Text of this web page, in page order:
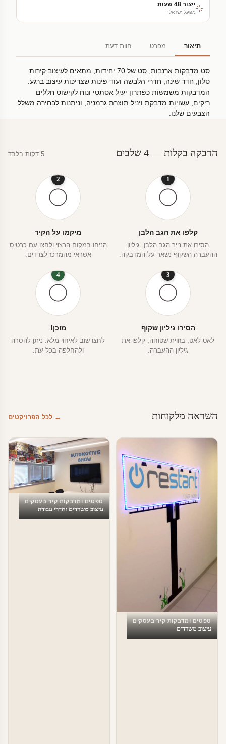
ייצור 48 שעות
מפעל ישראלי
תיאור מפרט חוות דעת
סט מדבקות ארנבות, סט של 70 יחידות, מתאים לעיצוב קירות
סלון, חדר שינה, חדרי הלבשה ועוד פינות שצריכות עיצוב ברגע.
המדבקות משמשות כפתרון יעיל אסתטי ונוח לקישוט חללים
ריקים, עשויות מדבקת ויניל תוצרת גרמניה, וניתנות לבחירה משלל
הצבעים שלנו.
הדבקה בקלות — 4 שלבים 5 דקות בלבד
1
קלפו את הגב הלבן
הסירו את נייר הגב הלבן. גיליון
ההעברה השקוף נשאר על המדבקה.
2
מיקמו על הקיר
הניחו במקום הרצוי ולחצו עם כרטיס
אשראי מהמרכז לצדדים.
3
הסירו גיליון שקוף
לאט-לאט, בזווית שטוחה, קלפו את
גיליון ההעברה.
4
מוכן!
לחצו שוב לאיחוי מלא. ניתן להסרה
ולהחלפה בכל עת.
השראה מלקוחות → לכל הפרויקטים
טפטים ומדבקות קיר בעסקים
עיצוב משרדים
טפטים ומדבקות קיר בעסקים
עיצוב משרדים וחדרי עבודה